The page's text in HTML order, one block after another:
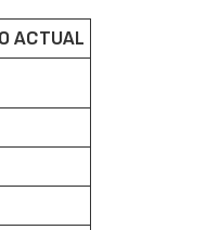
ACTUAL